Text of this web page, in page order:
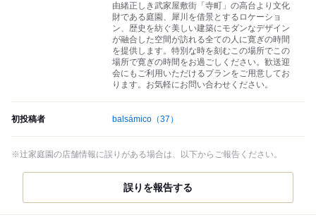
由緒正しき武家屋敷街「寺町」の高台より文化
財である庭園、犀川を借景とするロケーショ
ン、歴史を紡ぐ美しい建築にモダンなデザイン
が融合した空間が訪れる全ての人に寛ぎの時間
を提供します。特別な時を刻むこの場所でこの
場所で寛ぎの時間をお過ごしください。歓送迎
会にもご利用いただけるプランをご用意してお
ります。お気軽にお問い合わせください。
初投稿者 balsámico （37）
※辻家庭園の店舗情報に誤りがある場合は、以下からご報告ください。
誤りを報告する